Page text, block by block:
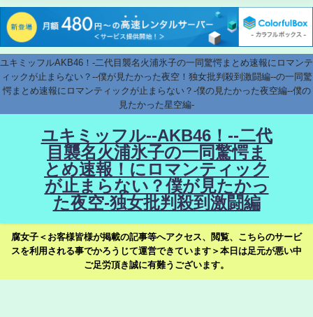
ユキミッフルAKB46！-二代目襲名火浦氷子の一同驚愕まとめ速報にロマンテ
ィックが止まらない？--僕が見たかった夜空！独女批判殺到激闘編--の一同驚
愕まとめ速報にロマンティックが止まらない？-僕の見たかった夜空編--僕の
見たかった星空編-
ユキミッフル--AKB46！--二代
目襲名火浦氷子の一同驚愕ま
とめ速報！にロマンティック
が止まらない？僕が見たかっ
た夜空-独女批判殺到激闘編
腐女子＜お客様皆様が掲載の記事等へアクセス、閲覧、こちらのサービ
スを利用される事でかろうじて運営できています＞本日は足元が悪い中
ご足労頂き誠に有難うございます。